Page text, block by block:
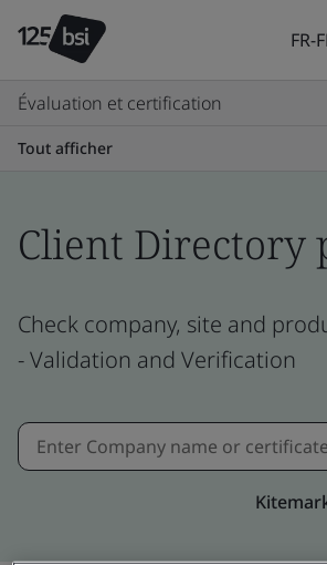
FR-
Évaluation et certification
Tout afficher
Client Directory
Check company, site and
- Validation and Verification